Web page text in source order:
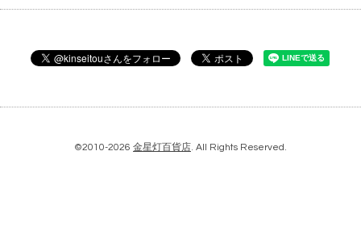
©2010-2026 金星灯百貨店. All Rights Reserved.